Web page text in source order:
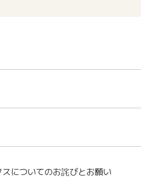
についてのお詫びとお願い